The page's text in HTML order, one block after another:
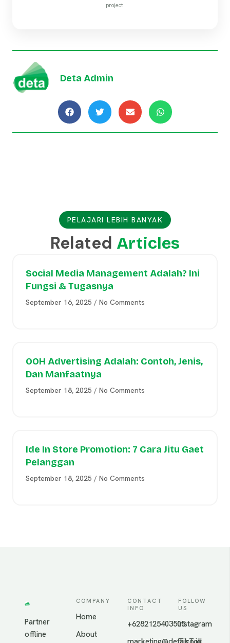
project.
Deta Admin
PELAJARI LEBIH BANYAK
Related Articles
Social Media Management Adalah? Ini
Fungsi & Tugasnya
September 16, 2025 No Comments
OOH Advertising Adalah: Contoh, Jenis,
Dan Manfaatnya
September 18, 2025 No Comments
Ide In Store Promotion: 7 Cara Jitu Gaet
Pelanggan
September 18, 2025 No Comments
Partner
offline
COMPANY
Home
About
CONTACT
INFO
+6282125403505
FOLLOW
US
Instagram